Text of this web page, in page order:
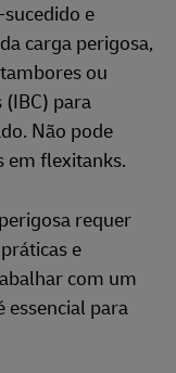
e
carga perigosa,
ou
para
Não pode
em flexitanks.
requer
e
com um
essencial para